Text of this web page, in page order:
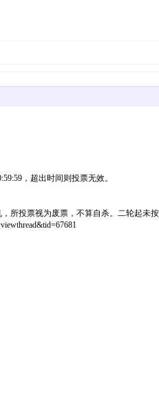
，超出时间则投票无效。
所投票视为废票，不算自杀。二轮起未按